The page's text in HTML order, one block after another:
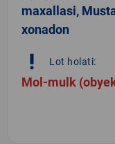
maxallasi,
xonadon
priority_high Lot holati:
Mol-mulk